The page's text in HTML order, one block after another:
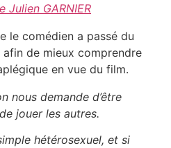
Julien GARNIER
le comédien a passé du
de mieux comprendre
en vue du film.
nous demande d’être
jouer les autres.
hétérosexuel, et si